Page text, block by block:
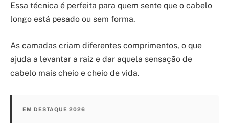
Essa técnica é perfeita para quem sente que o cabelo
longo está pesado ou sem forma.
As camadas criam diferentes comprimentos, o que
ajuda a levantar a raiz e dar aquela sensação de
cabelo mais cheio e cheio de vida.
EM DESTAQUE 2026